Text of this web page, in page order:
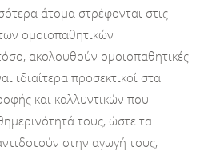
άτομα στρέφονται στις
ομοιοπαθητικών
ακολουθούν ομοιοπαθητικές
ιδιαίτερα προσεκτικοί στα
και καλλυντικών που
τους, ώστε τα
στην αγωγή τους,